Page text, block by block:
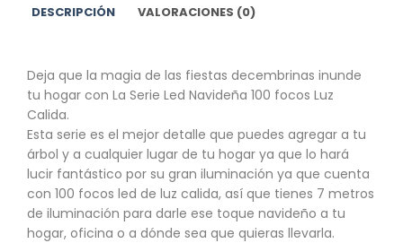
DESCRIPCIÓN VALORACIONES (0)
Deja que la magia de las fiestas decembrinas inunde
tu hogar con La Serie Led Navideña 100 focos Luz
Calida.
Esta serie es el mejor detalle que puedes agregar a tu
árbol y a cualquier lugar de tu hogar ya que lo hará
lucir fantástico por su gran iluminación ya que cuenta
con 100 focos led de luz calida, así que tienes 7 metros
de iluminación para darle ese toque navideño a tu
hogar, oficina o a dónde sea que quieras llevarla.